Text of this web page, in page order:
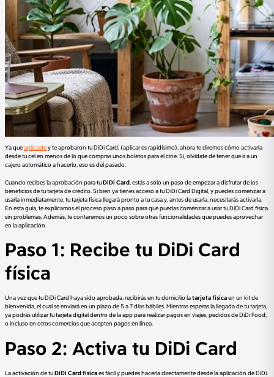
Ya queaplicastey te aprobaron tu DiDi Card, (aplicar es rapidísimo), ahora te diremos cómo activarla
desde tu cel en menos de lo que compras unos boletos para el cine. Sí, olvídate de tener que ir a un
cajero automático a hacerlo, eso es del pasado.
Cuando recibes la aprobación para tuDiDi Card , estás a sólo un paso de empezar a disfrutar de los
beneficios de tu tarjeta de crédito. Si bien ya tienes acceso a tu DiDi Card Digital, y puedes comenzar a
usarla inmediatamente, tu tarjeta física llegará pronto a tu casa y, antes de usarla, necesitarás activarla.
En esta guía, te explicamos el proceso paso a paso para que puedas comenzar a usar tu DiDi Card física
sin problemas. Además, te contaremos un poco sobre otras funcionalidades que puedes aprovechar
en la aplicación.
Paso 1: Recibe tu DiDi Card
física
Una vez que tu DiDi Card haya sido aprobada, recibirás en tu domicilio latarjeta físicaen un kit de
bienvenida, el cual se enviará en un plazo de 5 a 7 días hábiles. Mientras esperas la llegada de tu tarjeta,
ya podrás utilizar tu tarjeta digital dentro de la app para realizar pagos en viajes, pedidos de DiDi Food,
o incluso en otros comercios que acepten pagos en línea.
Paso 2: Activa tu DiDi Card
La activación de tuDiDi Card físicaes fácil y puedes hacerla directamente desde la aplicación de DiDi.